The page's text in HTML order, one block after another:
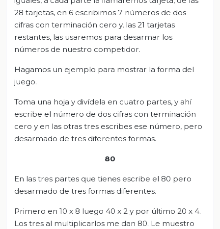
28 tarjetas, en 6 escribimos 7 números de dos
cifras con terminación cero y, las 21 tarjetas
restantes, las usaremos para desarmar los
números de nuestro competidor.
Hagamos un ejemplo para mostrar la forma del
juego.
Toma una hoja y divídela en cuatro partes, y ahí
escribe el número de dos cifras con terminación
cero y en las otras tres escribes ese número, pero
desarmado de tres diferentes formas.
80
En las tres partes que tienes escribe el 80 pero
desarmado de tres formas diferentes.
Primero en 10 x 8 luego 40 x 2 y por último 20 x 4.
Los tres al multiplicarlos me dan 80. Le muestro